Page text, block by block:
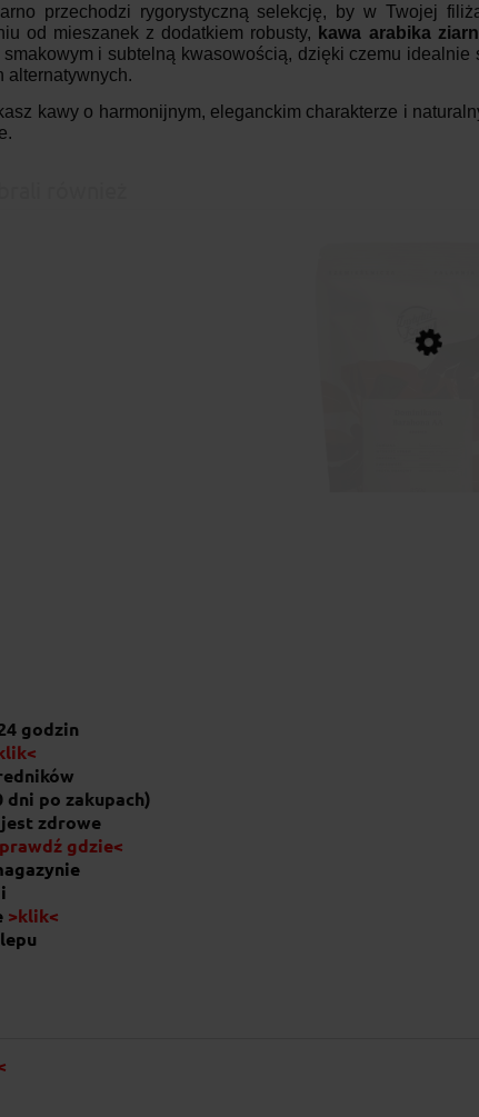
przechodzi rygorystyczną selekcję, by w Twojej
od mieszanek z dodatkiem robusty, kawa arabika
smakowym i subtelną kwasowością, dzięki czemu
alternatywnych.
kawy o harmonijnym, eleganckim charakterze i
godzin
dni po zakupach)
zdrowe
gdzie<
>klik<